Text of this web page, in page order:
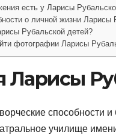
есть у Ларисы
о личной жизни Ларисы
Рубальской детей?
фотографии Ларисы
Ларисы
способности
училище